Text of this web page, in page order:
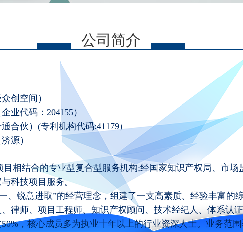
公司简介
创空间）
业代码：204155）
合伙）(专利机构代码:41179）
源）
结合的专业型复合型服务机构;经国家知识产权局、市场
科技项目服务。
意进取”的经营理念，组建了一支高素质、经验丰富的综
律师、项目工程师、知识产权顾问、技术经纪人、体系认
，核心成员多为执业十年以上的行业资深人士。业务范